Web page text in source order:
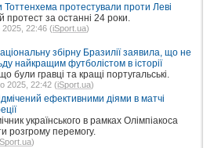
Тоттенхема протестували проти Леві
за останні 24 роки.
2025, 22:46 (iSport.ua)
збірну Бразилії заявила, що не
найкращим футболістом в історії
були гравці та кращі португальські.
2025, 22:42 (iSport.ua)
ефективними діями в матчі
українського в рамках Олімпіакоса
розгрому перемогу.
)